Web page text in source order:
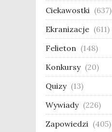
Ciekawostki (637)
Ekranizacje (611)
Felieton (148)
Konkursy (20)
Quizy (13)
Wywiady (226)
Zapowiedzi (405)